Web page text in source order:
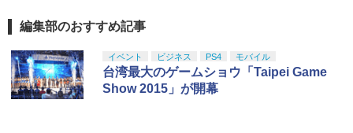
1
PlayStation 5 デジタル・エディション
ese only (CFI-2200B01)
￥55,000
1
【純正品】Xbox ワイヤレス コントロー
￥8,300
1
劇場版「鬼滅の刃」無限城編 第一章 猗
￥3,964
編集部のおすすめ記事
イベント ビジネス PS4 モバイル
台湾最大のゲームショウ「Taipei Game
Show 2015」が開幕